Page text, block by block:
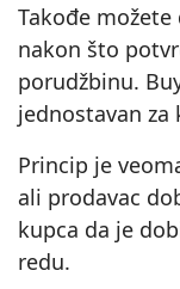
Takođe
nakon što
porudžbinu.
jednostavan za
Princip je
ali prodavac
kupca da je
redu.